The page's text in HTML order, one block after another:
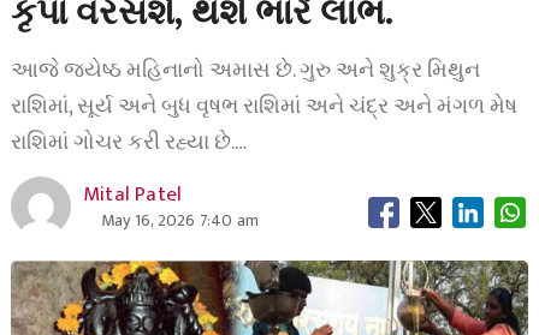
કૃપા વરસશે, થશે ભારે લાભ.
આજે જ્યેષ્ઠ મહિનાનો અમાસ છે. ગુરુ અને શુક્ર મિથુન
રાશિમાં, સૂર્ય અને બુધ વૃષભ રાશિમાં અને ચંદ્ર અને મંગળ મેષ
રાશિમાં ગોચર કરી રહ્યા છે.…
Mital Patel
May 16, 2026 7:40 am